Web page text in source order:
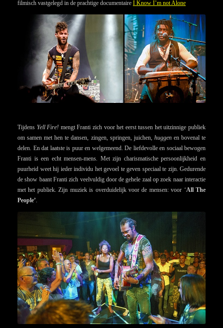
filmisch vastgelegd in de prachtige documentaire I Know I’m not Alone
Tijdens Yell Fire! mengt Franti zich voor het eerst tussen het uitzinnige publiek
om samen met hen te dansen, zingen, springen, juichen, huggenen bovenal te
delen. En dat laatste is puur en welgemeend. De liefdevolle en sociaal bewogen
Franti is een echt mensen-mens. Met zijn charismatische persoonlijkheid en
puurheid weet hij ieder individu het gevoel te geven speciaal te zijn. Gedurende
de show baant Franti zich veelvuldig door de gehele zaal op zoek naar interactie
met het publiek. Zijn muziek is overduidelijk voor de mensen: voor ‘All The
People’.